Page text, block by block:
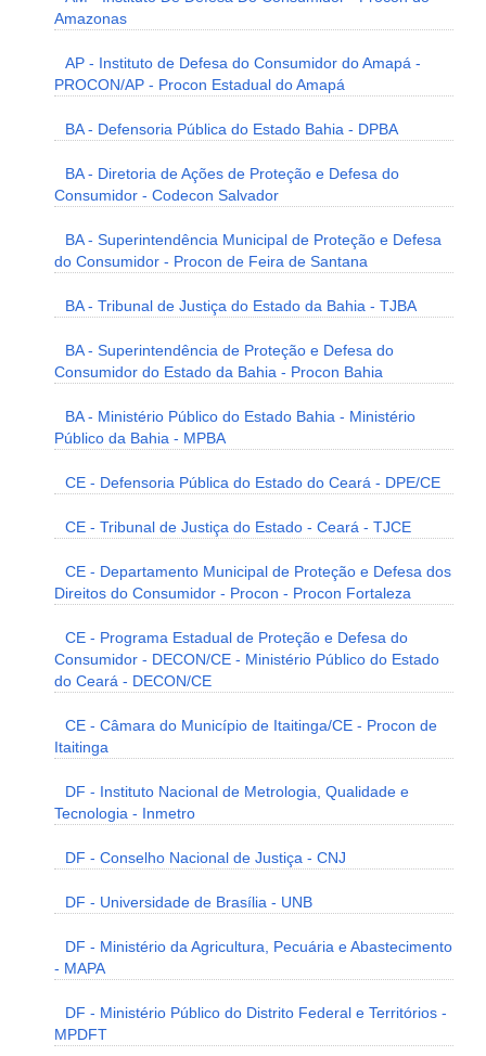
Amazonas
AP - Instituto de Defesa do Consumidor do Amapá -
PROCON/AP - Procon Estadual do Amapá
BA - Defensoria Pública do Estado Bahia - DPBA
BA - Diretoria de Ações de Proteção e Defesa do
Consumidor - Codecon Salvador
BA - Superintendência Municipal de Proteção e Defesa
do Consumidor - Procon de Feira de Santana
BA - Tribunal de Justiça do Estado da Bahia - TJBA
BA - Superintendência de Proteção e Defesa do
Consumidor do Estado da Bahia - Procon Bahia
BA - Ministério Público do Estado Bahia - Ministério
Público da Bahia - MPBA
CE - Defensoria Pública do Estado do Ceará - DPE/CE
CE - Tribunal de Justiça do Estado - Ceará - TJCE
CE - Departamento Municipal de Proteção e Defesa dos
Direitos do Consumidor - Procon - Procon Fortaleza
CE - Programa Estadual de Proteção e Defesa do
Consumidor - DECON/CE - Ministério Público do Estado
do Ceará - DECON/CE
CE - Câmara do Município de Itaitinga/CE - Procon de
Itaitinga
DF - Instituto Nacional de Metrologia, Qualidade e
Tecnologia - Inmetro
DF - Conselho Nacional de Justiça - CNJ
DF - Universidade de Brasília - UNB
DF - Ministério da Agricultura, Pecuária e Abastecimento
- MAPA
DF - Ministério Público do Distrito Federal e Territórios -
MPDFT